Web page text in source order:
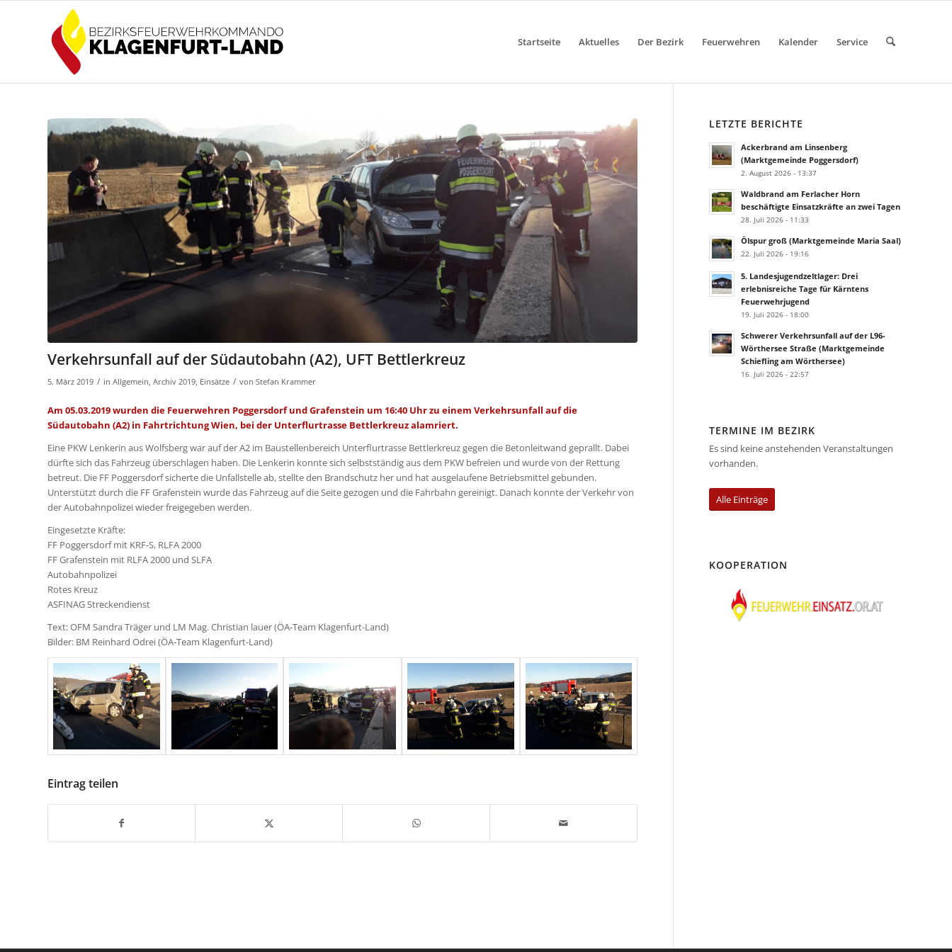
Startseite Aktuelles Der Bezirk Feuerwehren Kalender Service
Verkehrsunfall auf der Südautobahn (A2), UFT Bettlerkreuz
5. März 2019 / in Allgemein Archiv 2019 Einsätze / von Stefan Krammer
Am 05.03.2019 wurden die Feuerwehren Poggersdorf und Grafenstein um 16:40 Uhr zu einem Verkehrsunfall auf die
Südautobahn (A2) in Fahrtrichtung Wien, bei der Unterflurtrasse Bettlerkreuz alamriert.
Eine PKW Lenkerin aus Wolfsberg war auf der A2 im Baustellenbereich Unterflurtrasse Bettlerkreuz gegen die Betonleitwand geprallt. Dabei
dürfte sich das Fahrzeug überschlagen haben. Die Lenkerin konnte sich selbstständig aus dem PKW befreien und wurde von der Rettung
betreut. Die FF Poggersdorf sicherte die Unfallstelle ab, stellte den Brandschutz her und hat ausgelaufene Betriebsmittel gebunden.
Unterstützt durch die FF Grafenstein wurde das Fahrzeug auf die Seite gezogen und die Fahrbahn gereinigt. Danach konnte der Verkehr von
der Autobahnpolizei wieder freigegeben werden.
Eingesetzte Kräfte:
FF Poggersdorf mit KRF-S, RLFA 2000
FF Grafenstein mit RLFA 2000 und SLFA
Autobahnpolizei
Rotes Kreuz
ASFINAG Streckendienst
Text: OFM Sandra Träger und LM Mag. Christian lauer (ÖA-Team Klagenfurt-Land)
Bilder: BM Reinhard Odrei (ÖA-Team Klagenfurt-Land)
Eintrag teilen
LETZTE BERICHTE
Ackerbrand am Linsenberg
(Marktgemeinde Poggersdorf)
2. August 2026 - 13:37
Waldbrand am Ferlacher Horn
beschäftigte Einsatzkräfte an zwei Tagen
28. Juli 2026 - 11:33
Ölspur groß (Marktgemeinde Maria Saal)
22. Juli 2026 - 19:16
5. Landesjugendzeltlager: Drei
erlebnisreiche Tage für Kärntens
Feuerwehrjugend
19. Juli 2026 - 18:00
Schwerer Verkehrsunfall auf der L96-
Wörthersee Straße (Marktgemeinde
Schiefling am Wörthersee)
16. Juli 2026 - 22:57
TERMINE IM BEZIRK
Es sind keine anstehenden Veranstaltungen
vorhanden.
Alle Einträge
KOOPERATION